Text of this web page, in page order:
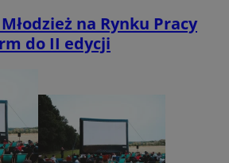
na Rynku Pracy
do II edycji